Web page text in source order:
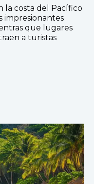
la costa del Pacífico
impresionantes
que lugares
a turistas